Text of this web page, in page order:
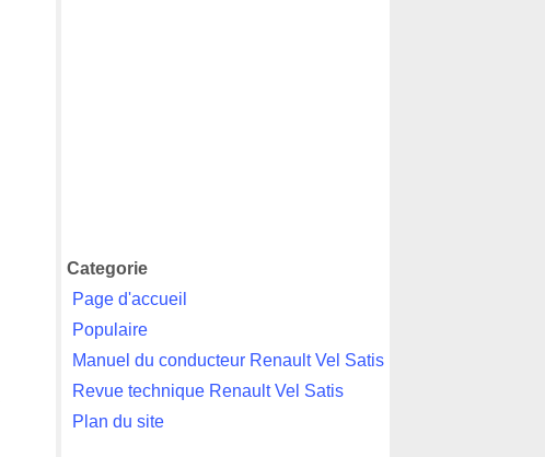
Categorie
Page d'accueil
Populaire
Manuel du conducteur Renault Vel Satis
Revue technique Renault Vel Satis
Plan du site